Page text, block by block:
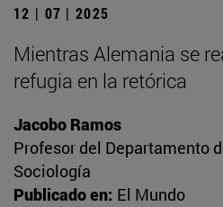
12 | 07 | 2025
Mientras Alemania se
refugia en la retórica
Jacobo Ramos
Profesor del Departamento
Sociología
Publicado en: El Mundo